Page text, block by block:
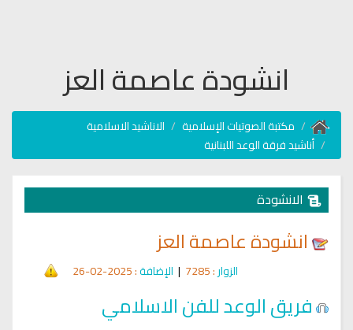
انشودة عاصمة العز
مكتبة الصوتيات الإسلامية
الاناشيد الاسلامية
أناشيد فرقة الوعد اللبنانية
الانشودة
انشودة عاصمة العز
الزوار: 7285
| الإضافة: 2025-02-26
فريق الوعد للفن الاسلامي